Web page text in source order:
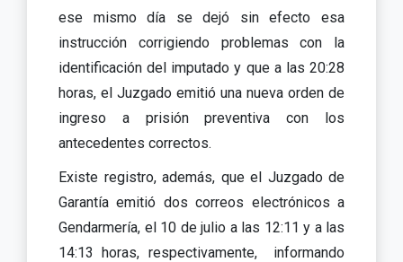
ese mismo día se dejó sin efecto esa
instrucción corrigiendo problemas con la
identificación del imputado y que a las 20:28
horas, el Juzgado emitió una nueva orden de
ingreso a prisión preventiva con los
antecedentes correctos.
Existe registro, además, que el Juzgado de
Garantía emitió dos correos electrónicos a
Gendarmería, el 10 de julio a las 12:11 y a las
14:13 horas, respectivamente, informando